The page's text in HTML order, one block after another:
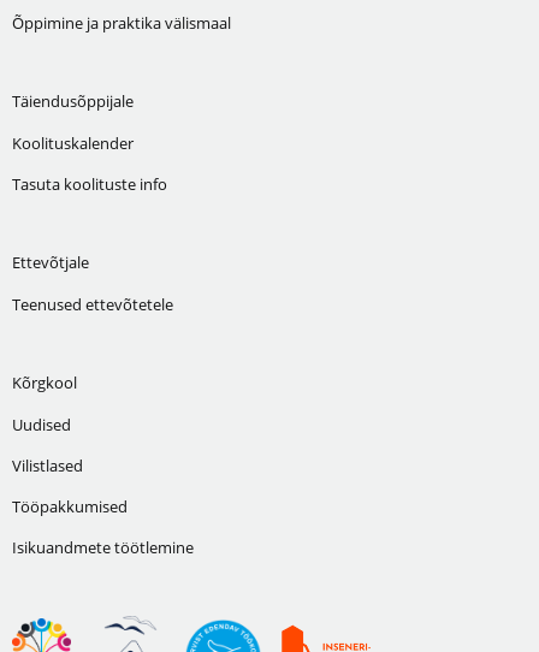
Õppimine ja praktika välismaal
Täiendusõppijale
Koolituskalender
Tasuta koolituste info
Ettevõtjale
Teenused ettevõtetele
Kõrgkool
Uudised
Vilistlased
Tööpakkumised
Isikuandmete töötlemine